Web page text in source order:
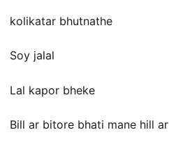
kolikatar bhutnathe
Soy jalal
Lal kapor bheke
Bill ar bitore bhati mane hill ar